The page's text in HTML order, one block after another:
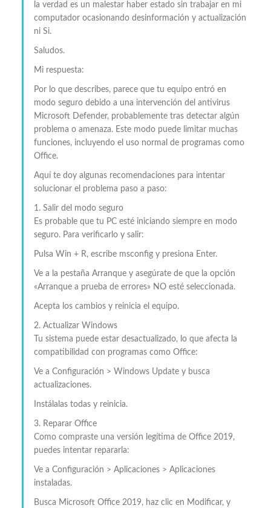
la verdad es un malestar haber estado sin trabajar en mi
computador ocasionando desinformación y actualización
ni Si.
Saludos.
Mi respuesta:
Por lo que describes, parece que tu equipo entró en
modo seguro debido a una intervención del antivirus
Microsoft Defender, probablemente tras detectar algún
problema o amenaza. Este modo puede limitar muchas
funciones, incluyendo el uso normal de programas como
Office.
Aquí te doy algunas recomendaciones para intentar
solucionar el problema paso a paso:
1. Salir del modo seguro
Es probable que tu PC esté iniciando siempre en modo
seguro. Para verificarlo y salir:
Pulsa Win + R, escribe msconfig y presiona Enter.
Ve a la pestaña Arranque y asegúrate de que la opción
«Arranque a prueba de errores» NO esté seleccionada.
Acepta los cambios y reinicia el equipo.
2. Actualizar Windows
Tu sistema puede estar desactualizado, lo que afecta la
compatibilidad con programas como Office:
Ve a Configuración > Windows Update y busca
actualizaciones.
Instálalas todas y reinicia.
3. Reparar Office
Como compraste una versión legítima de Office 2019,
puedes intentar repararla:
Ve a Configuración > Aplicaciones > Aplicaciones
instaladas.
Busca Microsoft Office 2019, haz clic en Modificar, y